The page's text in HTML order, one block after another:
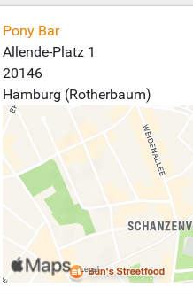
Pony Bar
Allende-Platz 1
20146
Hamburg (Rotherbaum)